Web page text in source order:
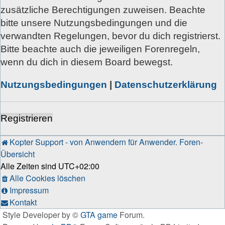
zusätzliche Berechtigungen zuweisen. Beachte
bitte unsere Nutzungsbedingungen und die
verwandten Regelungen, bevor du dich registrierst.
Bitte beachte auch die jeweiligen Forenregeln,
wenn du dich in diesem Board bewegst.
Nutzungsbedingungen Datenschutzerklärung
Registrieren
Kopter Support - von Anwendern für Anwender. Foren-
Übersicht
Alle Zeiten sind UTC+02:00
Alle Cookies löschen
Impressum
Kontakt
Style Developer by ©GTA game Forum.